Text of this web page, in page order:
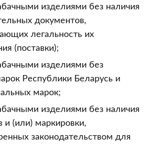
изделиями без наличия
документов,
легальность их
(поставки);
изделиями без
Республики Беларусь и
марок;
изделиями без наличия
и (или) маркировки,
законодательством для